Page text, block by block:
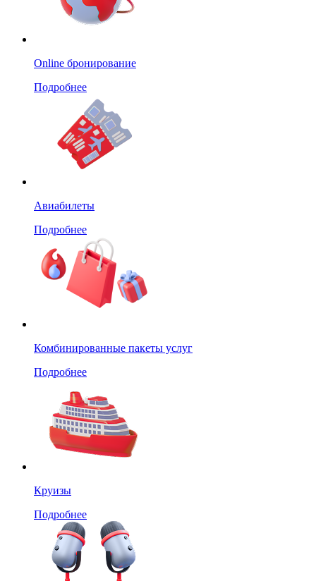
Online бронирование
Подробнее
Авиабилеты
Подробнее
Комбинированные пакеты услуг
Подробнее
Круизы
Подробнее